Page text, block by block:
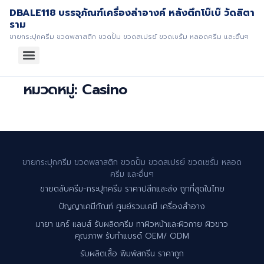
DBALE118 บรรจุภัณฑ์เครื่องสำอางค์ หลังตึกโบ๊เบ๊ วัดสิตา
ราม
ขายกระปุกครีม ขวดพลาสติก ขวดปั้ม ขวดสเปรย์ ขวดเซรั่ม หลอดครีม และอื่นๆ
หมวดหมู่: Casino
ขายกระปุกครีม ขวดพลาสติก ขวดปั้ม ขวดสเปรย์ ขวดเซรั่ม หลอด
ครีม และอื่นๆ
ขายตลับครีม-กระปุกครีม ราคาปลีกและส่ง ถูกที่สุดในไทย
ปัญญาเคมีภัณฑ์ ศูนย์รวมเคมี เครื่องสำอาง
มายา แคร์ แลบส์ รับผลิตครีม ทาผิวหน้าและผิวกาย ผิวขาว
คุณภาพ รับทำแบรด์ OEM/ ODM
รับผลิตเสื้อ พิมพ์สกรีน ราคาถูก